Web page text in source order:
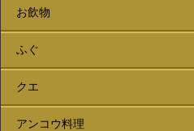
お飲物
ふぐ
クエ
アンコウ料理